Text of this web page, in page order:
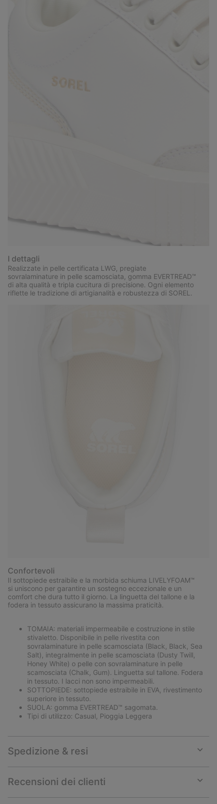
I dettagli
Realizzate in pelle certificata LWG, pregiate
sovralaminature in pelle scamosciata, gomma EVERTREAD™
di alta qualità e tripla cucitura di precisione. Ogni elemento
riflette le tradizione di artigianalità e robustezza di SOREL.
Confortevoli
Il sottopiede estraibile e la morbida schiuma LIVELYFOAM™
si uniscono per garantire un sostegno eccezionale e un
comfort che dura tutto il giorno. La linguetta del tallone e la
fodera in tessuto assicurano la massima praticità.
TOMAIA: materiali impermeabile e costruzione in stile
stivaletto. Disponibile in pelle rivestita con
sovralaminature in pelle scamosciata (Black, Black, Sea
Salt), integralmente in pelle scamosciata (Dusty Twill,
Honey White) o pelle con sovralaminature in pelle
scamosciata (Chalk, Gum). Linguetta sul tallone. Fodera
in tessuto. I lacci non sono impermeabili.
SOTTOPIEDE: sottopiede estraibile in EVA, rivestimento
superiore in tessuto.
SUOLA: gomma EVERTREAD™ sagomata.
Tipi di utilizzo: Casual, Pioggia Leggera
Spedizione & resi
or
Recensioni dei clienti
or